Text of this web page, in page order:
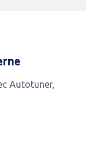
Autotuner,